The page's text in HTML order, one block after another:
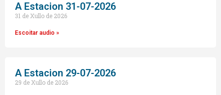
A Estacion 31-07-2026
31 de Xullo de 2026
Escoitar audio »
A Estacion 29-07-2026
29 de Xullo de 2026